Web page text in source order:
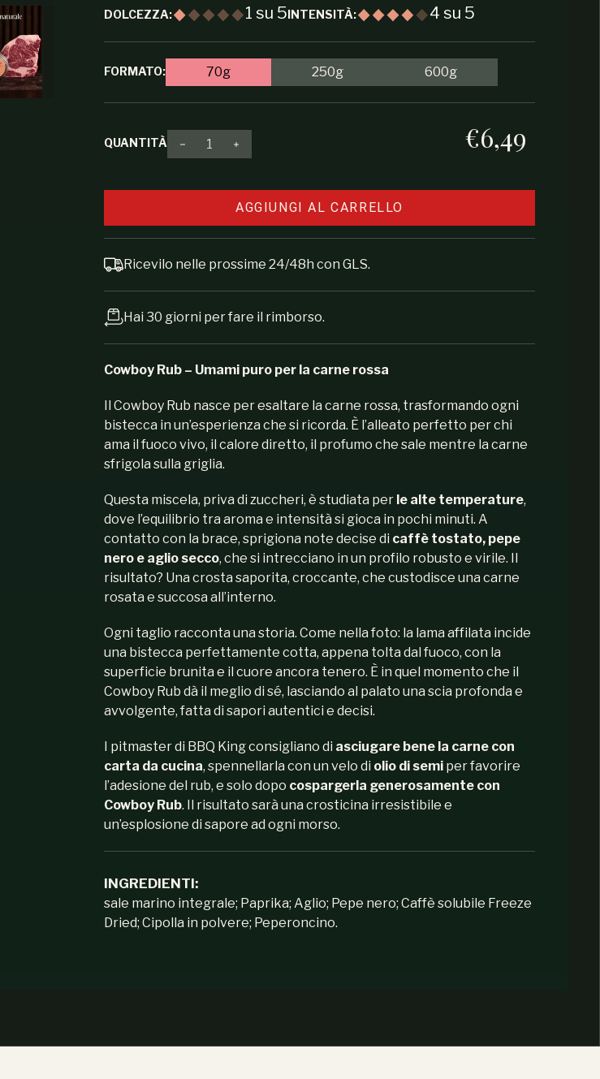
DOLCEZZA: 1 su 5INTENSITÀ: 4 su 5
FORMATO: 70g 250g 600g
QUANTITÀ
Diminuire la quantità per Cowboy Rub
Prezzo regolare
€6,49
AGGIUNGI AL CARRELLO
Ricevilo nelle prossime 24/48h con GLS.
Hai 30 giorni per fare il rimborso.
Cowboy Rub – Umami puro per la carne rossa
Il Cowboy Rub nasce per esaltare la carne rossa, trasformando ogni
bistecca in un’esperienza che si ricorda. È l’alleato perfetto per chi
ama il fuoco vivo, il calore diretto, il profumo che sale mentre la carne
sfrigola sulla griglia.
Questa miscela, priva di zuccheri, è studiata per le alte temperature,
dove l’equilibrio tra aroma e intensità si gioca in pochi minuti. A
contatto con la brace, sprigiona note decise di caffè tostato, pepe
nero e aglio secco, che si intrecciano in un profilo robusto e virile. Il
risultato? Una crosta saporita, croccante, che custodisce una carne
rosata e succosa all’interno.
Ogni taglio racconta una storia. Come nella foto: la lama affilata incide
una bistecca perfettamente cotta, appena tolta dal fuoco, con la
superficie brunita e il cuore ancora tenero. È in quel momento che il
Cowboy Rub dà il meglio di sé, lasciando al palato una scia profonda e
avvolgente, fatta di sapori autentici e decisi.
I pitmaster di BBQ King consigliano di asciugare bene la carne con
carta da cucina, spennellarla con un velo di olio di semiper favorire
l’adesione del rub, e solo dopo cospargerla generosamente con
Cowboy Rub. Il risultato sarà una crosticina irresistibile e
un’esplosione di sapore ad ogni morso.
INGREDIENTI:
sale marino integrale; Paprika; Aglio; Pepe nero; Caffè solubile Freeze
Dried; Cipolla in polvere; Peperoncino.